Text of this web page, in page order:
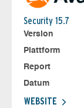
Security 15.7
Version
Plattform
Report
Datum
WEBSITE